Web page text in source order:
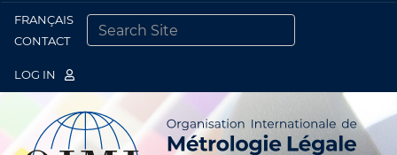
FRANÇAIS
CONTACT
LOG IN